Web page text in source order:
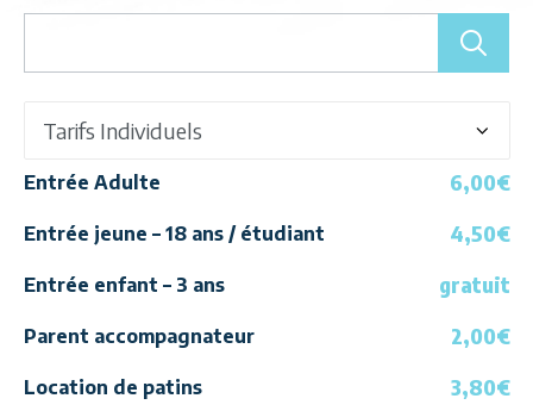
Entrée Adulte 6,00€
Entrée jeune – 18 ans / étudiant 4,50€
Entrée enfant – 3 ans gratuit
Parent accompagnateur 2,00€
Location de patins 3,80€